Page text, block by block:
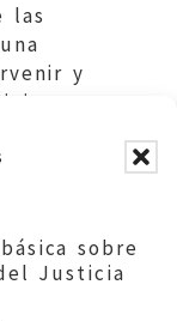
sobre
Justicia
las
y